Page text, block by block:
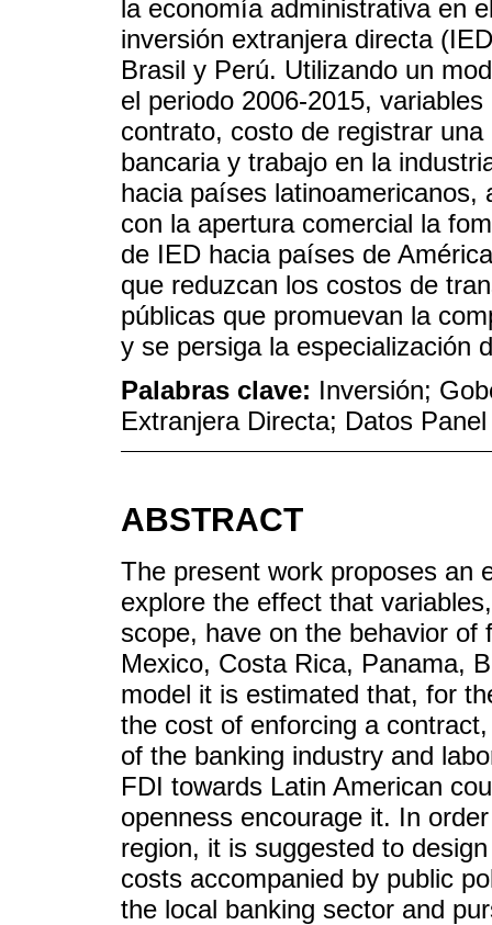
la economía administrativa en
inversión extranjera directa
Brasil y Perú. Utilizando un
el periodo 2006-2015,
contrato, costo de registrar
bancaria y trabajo en la
hacia países latinoamericanos,
con la apertura comercial la
de IED hacia países de
que reduzcan los costos de
públicas que promuevan la
y se persiga la especialización
Palabras clave: Inversión;
Extranjera Directa; Datos Panel
ABSTRACT
The present work proposes an
explore the effect that
scope, have on the behavior
Mexico, Costa Rica, Panama,
model it is estimated that, for
the cost of enforcing a
of the banking industry and
FDI towards Latin American
openness encourage it. In
region, it is suggested to
costs accompanied by public
the local banking sector and